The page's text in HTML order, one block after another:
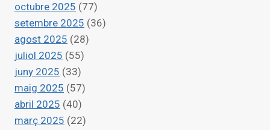
octubre 2025 (77)
setembre 2025 (36)
agost 2025 (28)
juliol 2025 (55)
juny 2025 (33)
maig 2025 (57)
abril 2025 (40)
març 2025 (22)